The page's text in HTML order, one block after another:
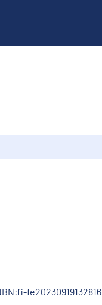
fe20230919132816